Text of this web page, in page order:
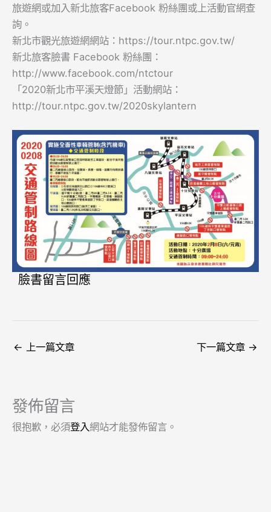
旅遊網或加入新北旅客Facebook 粉絲團或上活動官網查
詢。
新北市觀光旅遊網網站：https://tour.ntpc.gov.tw/
新北旅客臉書 Facebook 粉絲團：
http://www.facebook.com/ntctour
「2020新北市平溪天燈節」活動網站：
http://tour.ntpc.gov.tw/2020skylantern
臉書留言回應
← 上一篇文章 下一篇文章 →
發佈留言
很抱歉，必須登入網站才能發佈留言。